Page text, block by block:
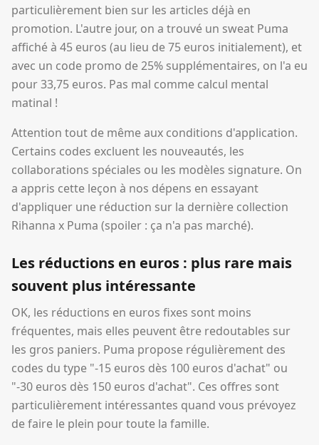
particulièrement bien sur les articles déjà en
promotion. L'autre jour, on a trouvé un sweat Puma
affiché à 45 euros (au lieu de 75 euros initialement), et
avec un code promo de 25% supplémentaires, on l'a eu
pour 33,75 euros. Pas mal comme calcul mental
matinal !
Attention tout de même aux conditions d'application.
Certains codes excluent les nouveautés, les
collaborations spéciales ou les modèles signature. On
a appris cette leçon à nos dépens en essayant
d'appliquer une réduction sur la dernière collection
Rihanna x Puma (spoiler : ça n'a pas marché).
Les réductions en euros : plus rare mais
souvent plus intéressante
OK, les réductions en euros fixes sont moins
fréquentes, mais elles peuvent être redoutables sur
les gros paniers. Puma propose régulièrement des
codes du type "-15 euros dès 100 euros d'achat" ou
"-30 euros dès 150 euros d'achat". Ces offres sont
particulièrement intéressantes quand vous prévoyez
de faire le plein pour toute la famille.